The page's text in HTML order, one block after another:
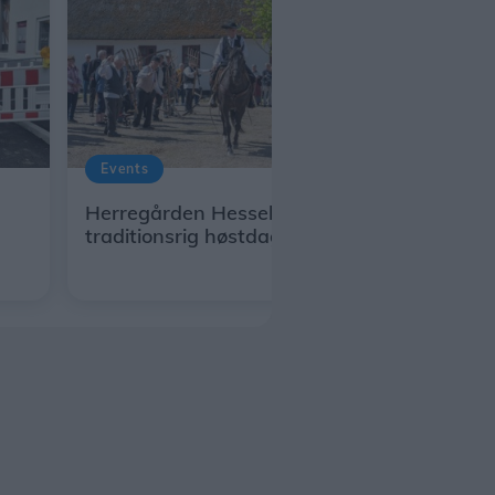
Events
Herregården Hessel inviterer til
traditionsrig høstdag